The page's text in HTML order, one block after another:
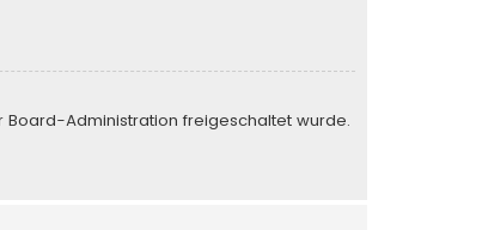
Board-Administration freigeschaltet wurde.